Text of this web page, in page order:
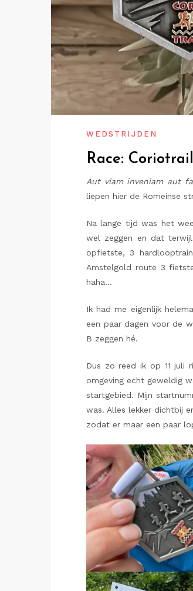
WEDSTRIJDEN
Race: Coriotrail
Aut viam inveniam aut
liepen hier de Romeinse
Na lange tijd was het
wel zeggen en dat
opfietste, 3
Amstelgold route 3
haha…
Ik had me eigenlijk
een paar dagen voor de
B zeggen hé.
Dus zo reed ik op 11 juli
omgeving echt geweldig
startgebied. Mijn
was. Alles lekker dichtbij
zodat er maar een paar